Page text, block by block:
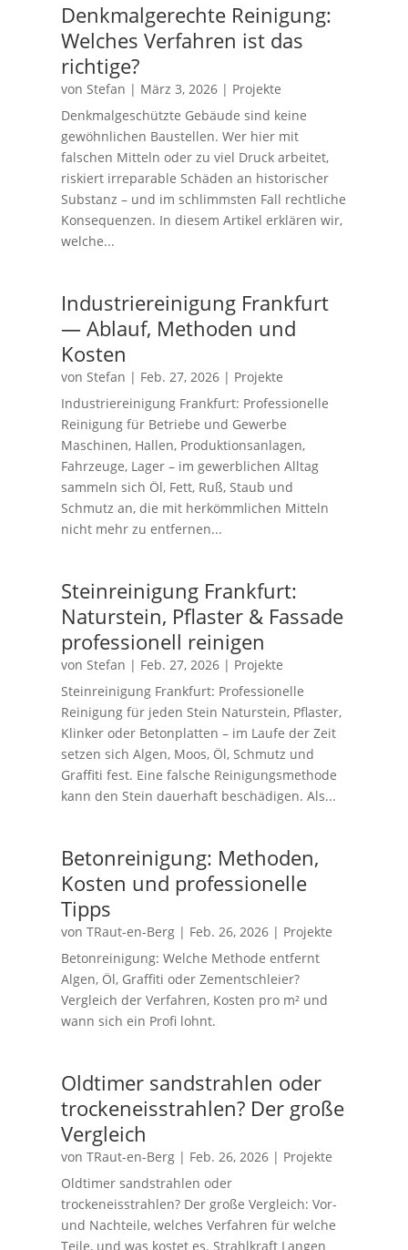
Denkmalgerechte Reinigung:
Welches Verfahren ist das
richtige?
vonStefan | März 3, 2026 | Projekte
Denkmalgeschützte Gebäude sind keine
gewöhnlichen Baustellen. Wer hier mit
falschen Mitteln oder zu viel Druck arbeitet,
riskiert irreparable Schäden an historischer
Substanz – und im schlimmsten Fall rechtliche
Konsequenzen. In diesem Artikel erklären wir,
welche...
Industriereinigung Frankfurt
— Ablauf, Methoden und
Kosten
vonStefan | Feb. 27, 2026 | Projekte
Industriereinigung Frankfurt: Professionelle
Reinigung für Betriebe und Gewerbe
Maschinen, Hallen, Produktionsanlagen,
Fahrzeuge, Lager – im gewerblichen Alltag
sammeln sich Öl, Fett, Ruß, Staub und
Schmutz an, die mit herkömmlichen Mitteln
nicht mehr zu entfernen...
Steinreinigung Frankfurt:
Naturstein, Pflaster & Fassade
professionell reinigen
vonStefan | Feb. 27, 2026 | Projekte
Steinreinigung Frankfurt: Professionelle
Reinigung für jeden Stein Naturstein, Pflaster,
Klinker oder Betonplatten – im Laufe der Zeit
setzen sich Algen, Moos, Öl, Schmutz und
Graffiti fest. Eine falsche Reinigungsmethode
kann den Stein dauerhaft beschädigen. Als...
Betonreinigung: Methoden,
Kosten und professionelle
Tipps
vonTRaut-en-Berg | Feb. 26, 2026 | Projekte
Betonreinigung: Welche Methode entfernt
Algen, Öl, Graffiti oder Zementschleier?
Vergleich der Verfahren, Kosten pro m² und
wann sich ein Profi lohnt.
Oldtimer sandstrahlen oder
trockeneisstrahlen? Der große
Vergleich
vonTRaut-en-Berg | Feb. 26, 2026 | Projekte
Oldtimer sandstrahlen oder
trockeneisstrahlen? Der große Vergleich: Vor-
und Nachteile, welches Verfahren für welche
Teile, und was kostet es. Strahlkraft Langen